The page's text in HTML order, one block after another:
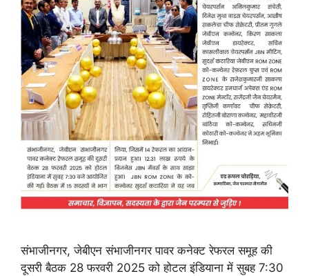
संभाजीनगर, जेबीएन संभाजीनगर पावर कनेक्ट रेफरल समूह की
दूसरी बैठक 28 फरवरी 2025 को होटल इंडियाना में सुबह 7:30